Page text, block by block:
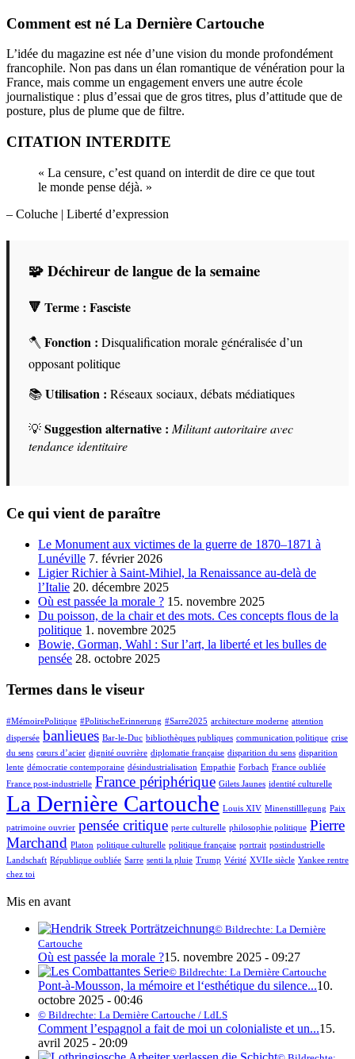
Comment est né La Dernière Cartouche
L’idée du magazine est née d’une vision du monde profondément
francophile. Non pas dans un élan romantique de vénération pour la
France, mais comme un engagement envers une autre école
journalistique : plus d’essai que de gros titres, plus d’attitude que de
posture, plus de plume que de filtre.
CITATION INTERDITE
« La censure, c’est quand on interdit de dire ce que tout
le monde pense déjà. »
– Coluche | Liberté d’expression
🧩 Déchireur de langue de la semaine
🔻 Terme : Fasciste
🪓 Fonction : Disqualification morale généralisée d’un
opposant politique
📚Utilisation : Réseaux sociaux, débats médiatiques
💡Suggestion alternative : Militant autoritaire avec
tendance identitaire
Ce qui vient de paraître
Le Monument aux victimes de la guerre de 1870–1871 à
Lunéville 7. février 2026
Ligier Richier à Saint-Mihiel, la Renaissance au-delà de
l’Italie 20. décembre 2025
Où est passée la morale ? 15. novembre 2025
Du poisson, de la chair et des mots. Ces concepts flous de la
politique 1. novembre 2025
Bowie, Gorman, Wahl : Sur l’art, la liberté et les bulles de
pensée 28. octobre 2025
Termes dans le viseur
#MémoirePolitique #PolitischeErinnerung #Sarre2025 architecture moderne attention
dispersée banlieues Bar-le-Duc bibliothèques publiques communication politique crise
du sens cœurs d’acier dignité ouvrière diplomatie française disparition du sens disparition
lente démocratie contemporaine désindustrialisation Empathie Forbach France oubliée
France post-industrielle France périphérique Gilets Jaunes identité culturelle
La Dernière Cartouche Louis XIV Minenstilllegung Paix
patrimoine ouvrier pensée critique perte culturelle philosophie politique Pierre
Marchand Platon politique culturelle politique française portrait postindustrielle
Landschaft République oubliée Sarre senti la pluie Trump Vérité XVIIe siècle Yankee rentre
chez toi
Mis en avant
© Bildrechte: La Dernière
Cartouche
Où est passée la morale ?15. novembre 2025 - 09:27
© Bildrechte: La Dernière Cartouche
Pont-à-Mousson, la mémoire et l‘esthétique du silence...10.
octobre 2025 - 00:46
© Bildrechte: La Dernière Cartouche / LdLS
Comment l’espagnol a fait de moi un colonialiste et un...15.
avril 2025 - 20:09